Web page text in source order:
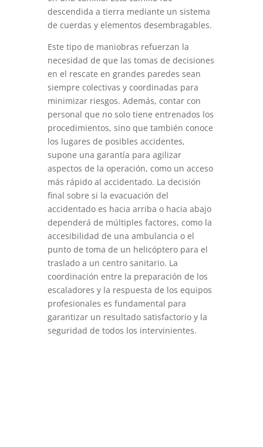
descendida a tierra mediante un sistema
de cuerdas y elementos desembragables.
Este tipo de maniobras refuerzan la
necesidad de que las tomas de decisiones
en el rescate en grandes paredes sean
siempre colectivas y coordinadas para
minimizar riesgos. Además, contar con
personal que no solo tiene entrenados los
procedimientos, sino que también conoce
los lugares de posibles accidentes,
supone una garantía para agilizar
aspectos de la operación, como un acceso
más rápido al accidentado. La decisión
final sobre si la evacuación del
accidentado es hacia arriba o hacia abajo
dependerá de múltiples factores, como la
accesibilidad de una ambulancia o el
punto de toma de un helicóptero para el
traslado a un centro sanitario. La
coordinación entre la preparación de los
escaladores y la respuesta de los equipos
profesionales es fundamental para
garantizar un resultado satisfactorio y la
seguridad de todos los intervinientes.